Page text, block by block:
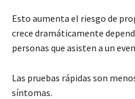
Esto aumenta el riesgo de
crece dramáticamente
personas que asisten a un
Las pruebas rápidas son
síntomas.